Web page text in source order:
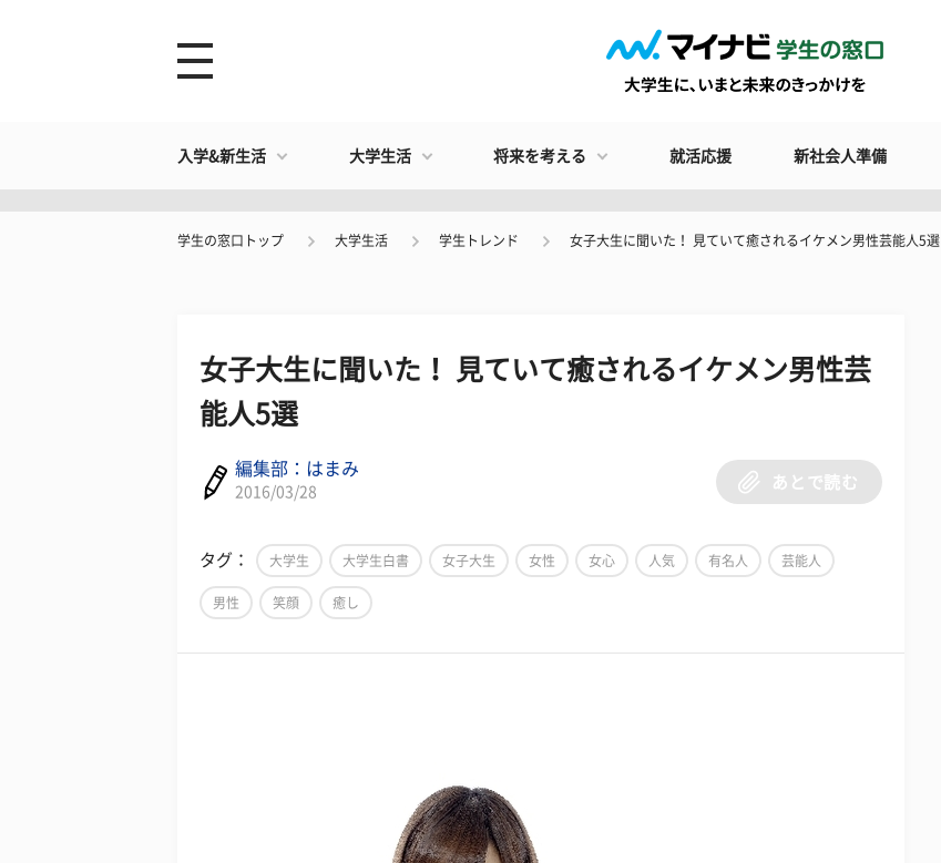
入学&新生活 大学生活 将来を考える 就活応援 新社会人準備
学生の窓口トップ 大学生活 学生トレンド 女子大生に聞いた！ 見ていて癒されるイケメン男性芸能人5選
女子大生に聞いた！ 見ていて癒されるイケメン男性芸
能人5選
編集部：はまみ
2016/03/28
あとで読む
タグ： 大学生 大学生白書 女子大生 女性 女心 人気 有名人 芸能人
男性 笑顔 癒し